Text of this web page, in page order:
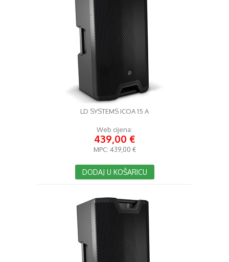
LD SYSTEMS ICOA 15 A
Web cijena:
439,00 €
MPC: 439,00 €
DODAJ U KOŠARICU